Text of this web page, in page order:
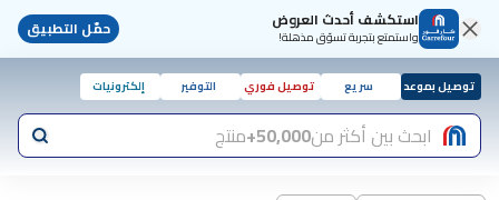
استكشف أحدث العروض
واستمتع بتجربة تسوّق مذهلة! حمّل التطبيق
توصيل بموعد سريع توصيل فوري التوفير إلكترونيات
ابحث بين أكثر من50,000+ منتج